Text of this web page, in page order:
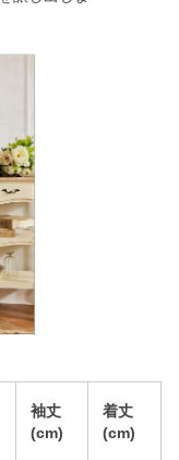
袖丈
(cm)
着丈
(cm)